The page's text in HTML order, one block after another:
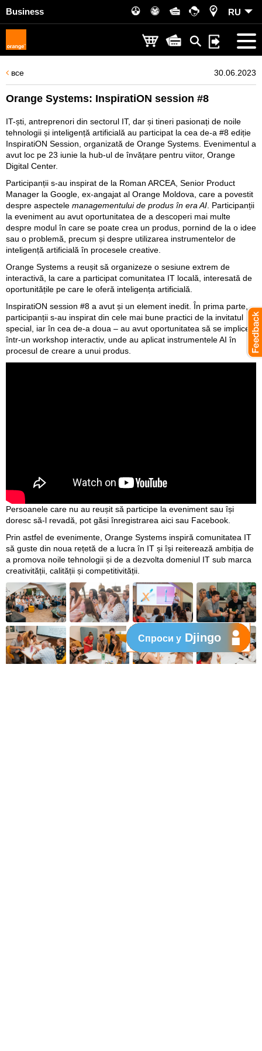
Business RU
все 30.06.2023
Orange Systems: InspiratiON session #8
IT-ști, antreprenori din sectorul IT, dar și tineri pasionați de noile
tehnologii și inteligență artificială au participat la cea de-a #8 ediție
InspiratiON Session, organizată de Orange Systems . Evenimentul a
avut loc pe 23 iunie la hub-ul de învățare pentru viitor, Orange
Digital Center.
Participanții s-au inspirat de la Roman ARCEA, Senior Product
Manager la Google, ex-angajat al Orange Moldova, care a povestit
despre aspectele managementului de produs în era AI . Participanții
la eveniment au avut oportunitatea de a descoperi mai multe
despre modul în care se poate crea un produs, pornind de la o idee
sau o problemă, precum și despre utilizarea instrumentelor de
inteligență artificială în procesele creative.
Orange Systems a reușit să organizeze o sesiune extrem de
interactivă, la care a participat comunitatea IT locală, interesată de
oportunitățile pe care le oferă inteligența artificială.
InspiratiON session #8 a avut și un element inedit. În prima parte,
participanții s-au inspirat din cele mai bune practici de la invitatul
special, iar în cea de-a doua – au avut oportunitatea să se implice
într-un workshop interactiv, unde au aplicat instrumentele AI în
procesul de creare a unui produs.
Persoanele care nu au reușit să participe la eveniment sau își
doresc să-l revadă, pot găsi înregistrarea aici sau Facebook
Prin astfel de evenimente, Orange Systems inspiră comunitatea IT
să guste din noua rețetă de a lucra în IT și își reiterează ambiția de
a promova noile tehnologii și de a dezvolta domeniul IT sub marca
creativității, calității și competitivității.
Спроси у Djingo